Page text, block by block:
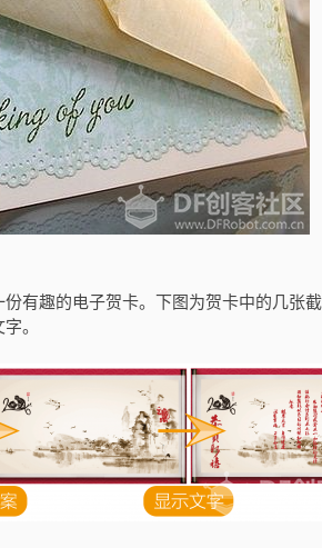
有趣的电子贺卡。下图为贺卡中的几张
。